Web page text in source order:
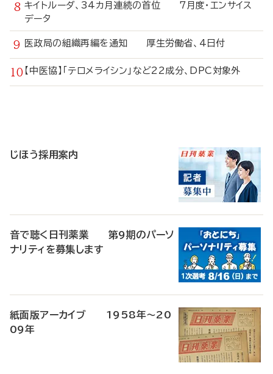
キイトルーダ、34カ月連続の首位 7月度・エンサイス
データ
医政局の組織再編を通知 厚生労働省、4日付
【中医協】「テロメライシン」など22成分、DPC対象外
じほう採用案内
音で聴く日刊薬業 第9期のパーソ
ナリティを募集します
紙面版アーカイブ 1958年～20
09年